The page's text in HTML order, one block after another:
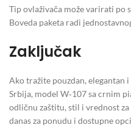
Tip ovlaživača može varirati
Boveda paketa radi
Zaključak
Ako tražite pouzdan, elegantan
Srbija, model W‑107 sa crnim
odličnu zaštitu, stil i vrednost
danas za ponudu i dostupne